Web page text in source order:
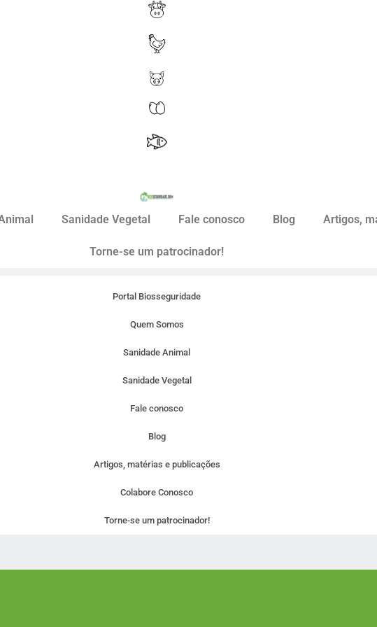
Sanidade Vegetal Fale conosco Blog Artigos,
Torne-se um patrocinador!
Portal Biosseguridade
Quem Somos
Sanidade Animal
Sanidade Vegetal
Fale conosco
Blog
Artigos, matérias e publicações
Colabore Conosco
Torne-se um patrocinador!